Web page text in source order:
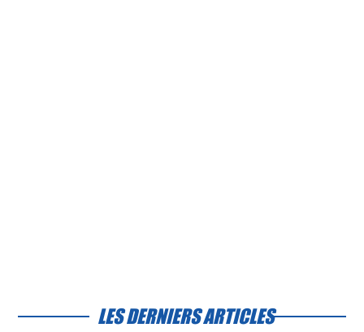
LES DERNIERS ARTICLES